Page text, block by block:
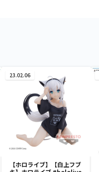
23.02.06
【ホロライブ】【白上フブ